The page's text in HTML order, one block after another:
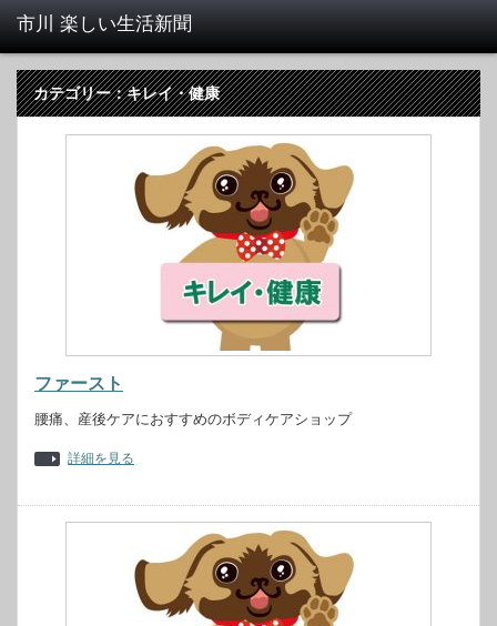
カテゴリー：キレイ・健康
ファースト
腰痛、産後ケアにおすすめのボディケアショップ
詳細を見る